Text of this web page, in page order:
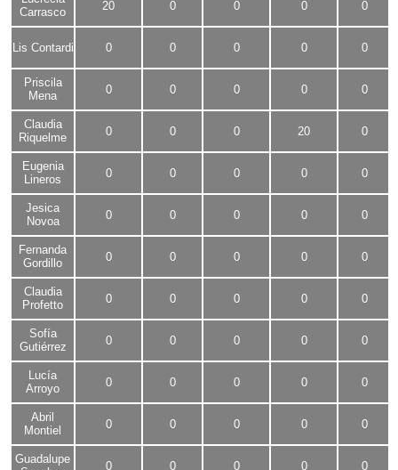
Carrasco
20 0 0 0 0
Lis Contardi 0 0 0 0 0
Priscila
Mena
0 0 0 0 0
Claudia
Riquelme
0 0 0 20 0
Eugenia
Lineros
0 0 0 0 0
Jesica
Novoa
0 0 0 0 0
Fernanda
Gordillo
0 0 0 0 0
Claudia
Profetto
0 0 0 0 0
Sofía
Gutiérrez
0 0 0 0 0
Lucía
Arroyo
0 0 0 0 0
Abril
Montiel
0 0 0 0 0
Guadalupe
0 0 0 0 0